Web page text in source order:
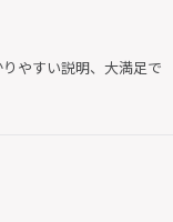
やすい説明、大満足で